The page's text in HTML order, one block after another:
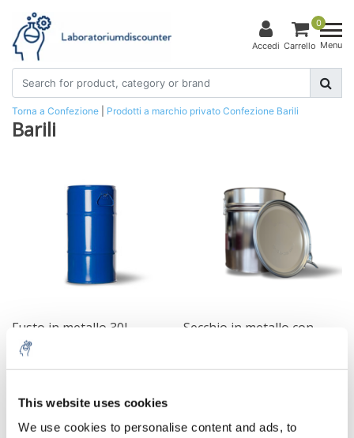
This website uses cookies
We use cookies to personalise content and ads, to
Accedi
0
Carrello Menu
Torna a Confezione Prodotti a marchio privato Confezione Barili
Barili
Fusto in metallo 30L
omologato UN
Secchio in metallo con